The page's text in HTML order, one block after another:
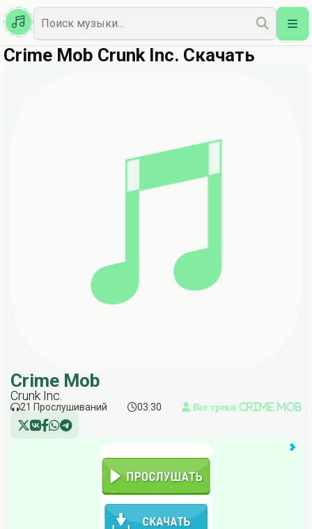
Казахская
Наш Топ
Crime Mob Crunk Inc. Скачать
Crime Mob
Crunk Inc.
21 Прослушиваний 03:30 Все треки Crime Mob